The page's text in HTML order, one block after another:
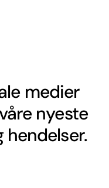
medier
nyeste